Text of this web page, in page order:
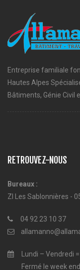
Entreprise familiale
Hautes Alpes
Bâtiments, Génie Civil
RETROUVEZ-NOUS
Bureaux :
ZI Les Sablonnières -
04 92 23 10 37
Lundi – Vendredi
Fermé le week end